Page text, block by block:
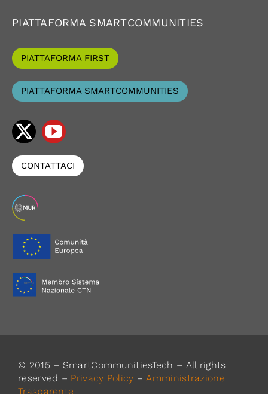
PIATTAFORMA SMARTCOMMUNITIES
PIATTAFORMA FIRST
PIATTAFORMA SMARTCOMMUNITIES
CONTATTACI
© 2015 – SmartCommunitiesTech – All rights
reserved – Privacy Policy –Amministrazione
Trasparente